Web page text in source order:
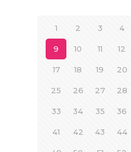
1 2 3 4
9 10 11 12
17 18 19 20
25 26 27 28
33 34 35 36
41 42 43 44